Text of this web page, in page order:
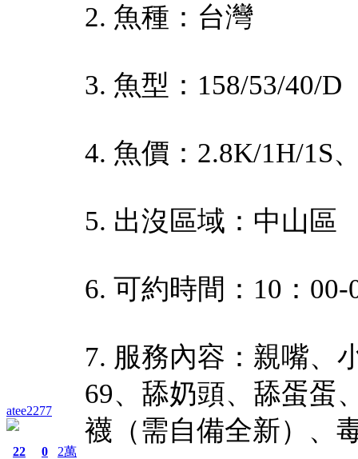
atee2277
22 0 2萬
2. 魚種：台灣
3. 魚型：158/53/40/D
4. 魚價：2.8K/1H/1S
5. 出沒區域：中山區
6. 可約時間：10：
7. 服務內容：親嘴、
69、舔奶頭、舔蛋蛋
襪（需自備全新）、